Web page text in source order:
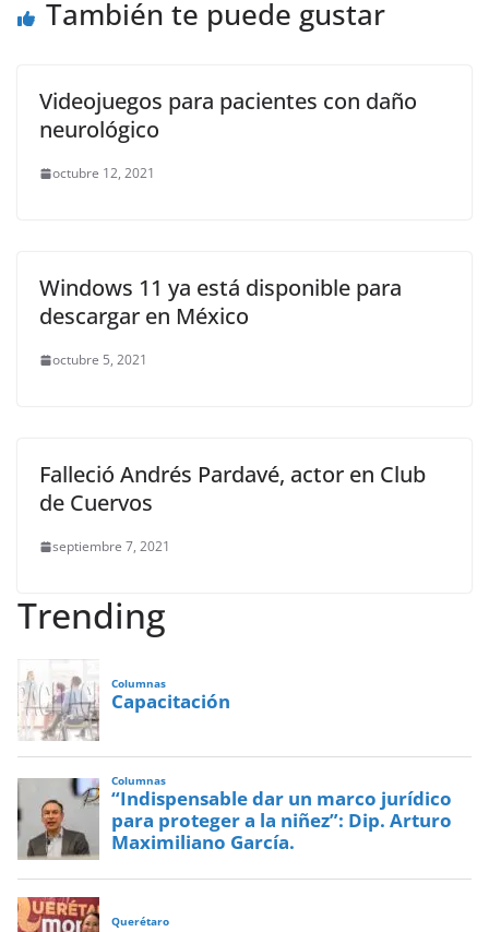
k
También te puede gustar
Videojuegos para pacientes con daño
neurológico
octubre 12, 2021
Windows 11 ya está disponible para
descargar en México
octubre 5, 2021
Falleció Andrés Pardavé, actor en Club
de Cuervos
septiembre 7, 2021
Trending